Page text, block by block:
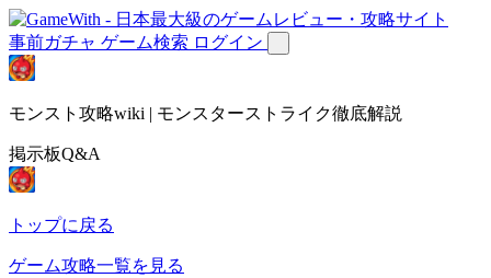
事前ガチャ ゲーム検索 ログイン
モンスト攻略wiki | モンスターストライク徹底解説
掲示板Q&A
トップに戻る
ゲーム攻略一覧を見る